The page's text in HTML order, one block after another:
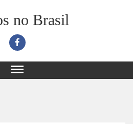
no Brasil